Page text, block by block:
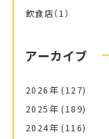
飲食店（1）
アーカイブ
2026年 (127)
2025年 (189)
2024年 (116)